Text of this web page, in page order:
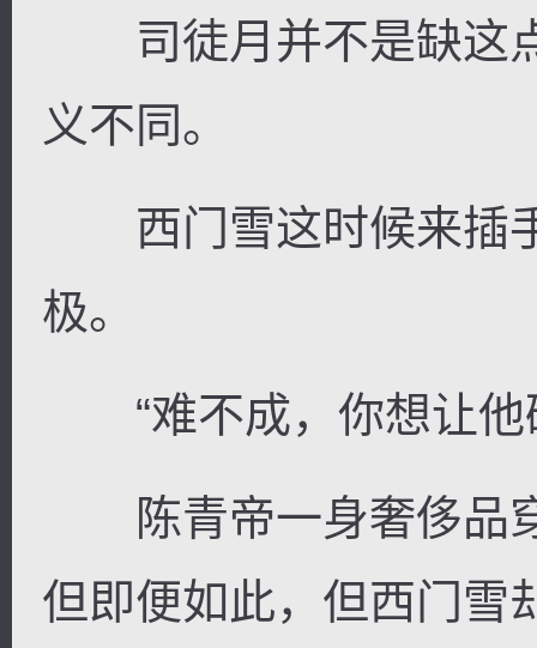
司徒月并不是缺这
义不同。
西门雪这时候来插
极。
“难不成，你想让他
陈青帝一身奢侈品
但即便如此，但西门雪